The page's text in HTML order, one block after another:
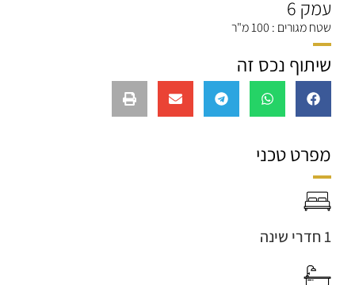
עמק 6
שטח מגורים : 100 מ"ר
שיתוף נכס זה
מפרט טכני